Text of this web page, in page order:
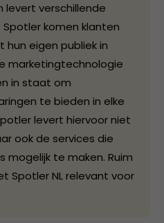
levert verschillende
komen klanten
hun eigen publiek in
marketingtechnologie
in staat om
te bieden in elke
levert hiervoor niet
ook de services die
mogelijk te maken. Ruim
Spotler NL relevant voor